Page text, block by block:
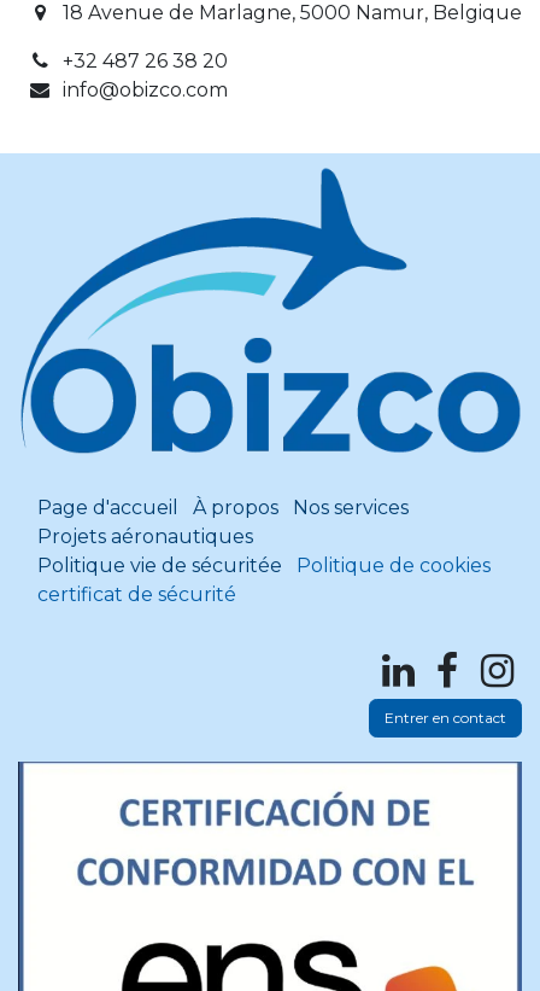
​ 18 Avenue de Marlagne, 5000 Namur, Belgique
+32 487 26 38 20
info@obizco.com
Page d'accueil À propos
Nos services
Projets aéronautiques
Politique vie de sécuritée
Politique de cookies
certificat de sécurité
Entrer en contact